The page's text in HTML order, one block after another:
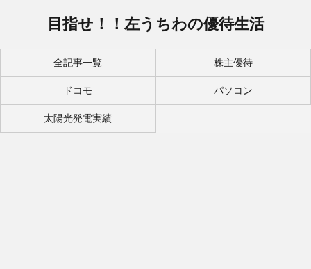
目指せ！！左うちわの優待生活
全記事一覧 株主優待
ドコモ パソコン
太陽光発電実績